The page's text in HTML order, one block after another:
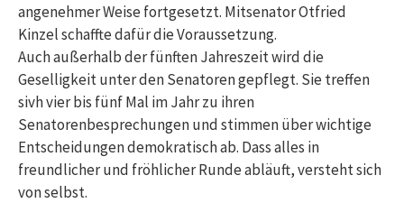
angenehmer Weise fortgesetzt. Mitsenator Otfried
Kinzel schaffte dafür die Voraussetzung.
Auch außerhalb der fünften Jahreszeit wird die
Geselligkeit unter den Senatoren gepflegt. Sie treffen
sivh vier bis fünf Mal im Jahr zu ihren
Senatorenbesprechungen und stimmen über wichtige
Entscheidungen demokratisch ab. Dass alles in
freundlicher und fröhlicher Runde abläuft, versteht sich
von selbst.